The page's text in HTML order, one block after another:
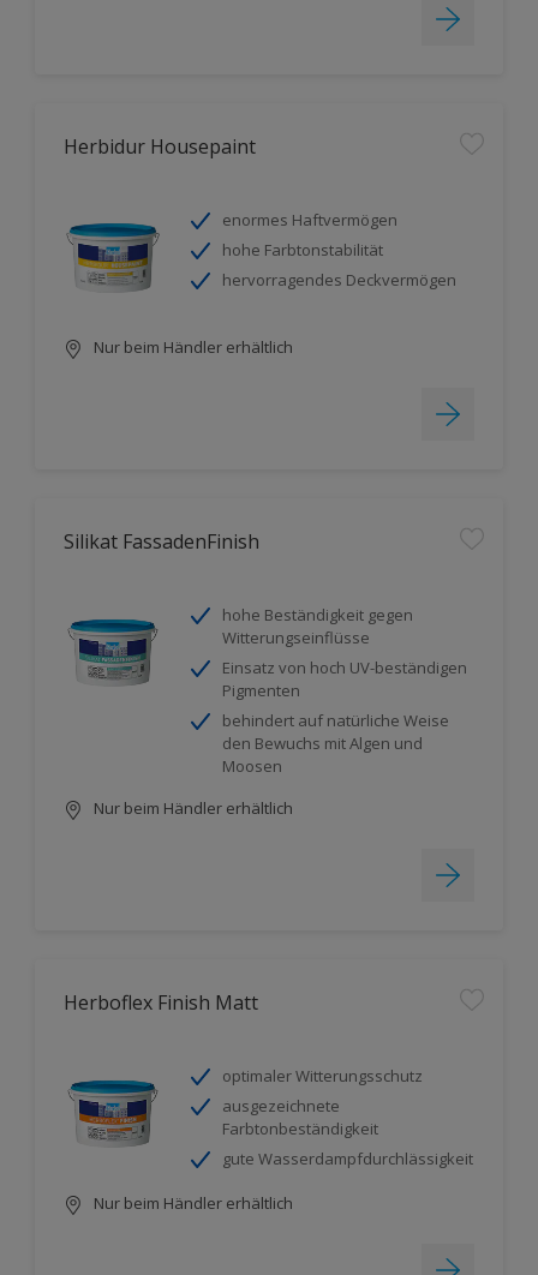
Herbidur Housepaint
enormes Haftvermögen
hohe Farbtonstabilität
hervorragendes Deckvermögen
Nur beim Händler erhältlich
Silikat FassadenFinish
hohe Beständigkeit gegen
Witterungseinflüsse
Einsatz von hoch UV-beständigen
Pigmenten
behindert auf natürliche Weise
den Bewuchs mit Algen und
Moosen
Nur beim Händler erhältlich
Herboflex Finish Matt
optimaler Witterungsschutz
ausgezeichnete
Farbtonbeständigkeit
gute Wasserdampfdurchlässigkeit
Nur beim Händler erhältlich